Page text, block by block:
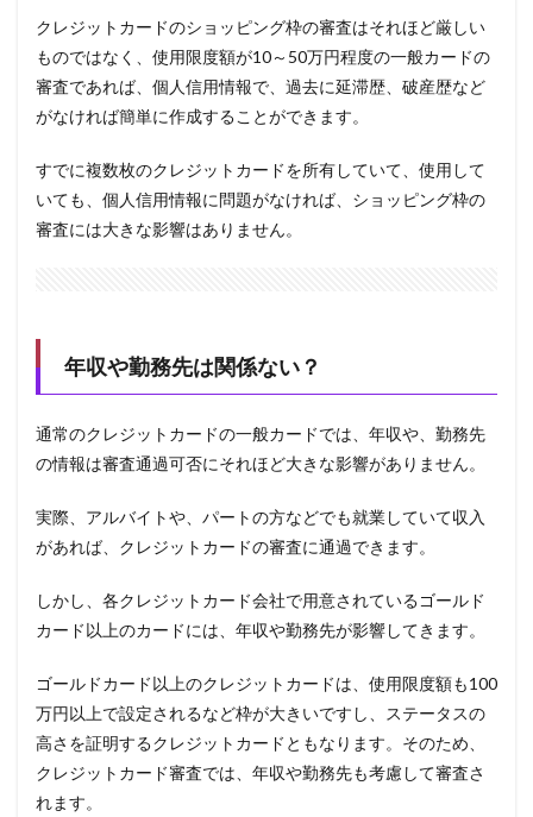
3.2
2位
楽天
カー
4
おす
すめ
のカ
5
クレジットカードのショッピング枠の審査はそれほど厳しい
ものではなく、使用限度額が10～50万円程度の一般カードの
審査であれば、個人信用情報で、過去に延滞歴、破産歴など
がなければ簡単に作成することができます。
すでに複数枚のクレジットカードを所有していて、使用して
いても、個人信用情報に問題がなければ、ショッピング枠の
審査には大きな影響はありません。
年収や勤務先は関係ない？
通常のクレジットカードの一般カードでは、年収や、勤務先
の情報は審査通過可否にそれほど大きな影響がありません。
実際、アルバイトや、パートの方などでも就業していて収入
があれば、クレジットカードの審査に通過できます。
しかし、各クレジットカード会社で用意されているゴールド
カード以上のカードには、年収や勤務先が影響してきます。
ゴールドカード以上のクレジットカードは、使用限度額も100
万円以上で設定されるなど枠が大きいですし、ステータスの
高さを証明するクレジットカードともなります。そのため、
クレジットカード審査では、年収や勤務先も考慮して審査さ
れます。